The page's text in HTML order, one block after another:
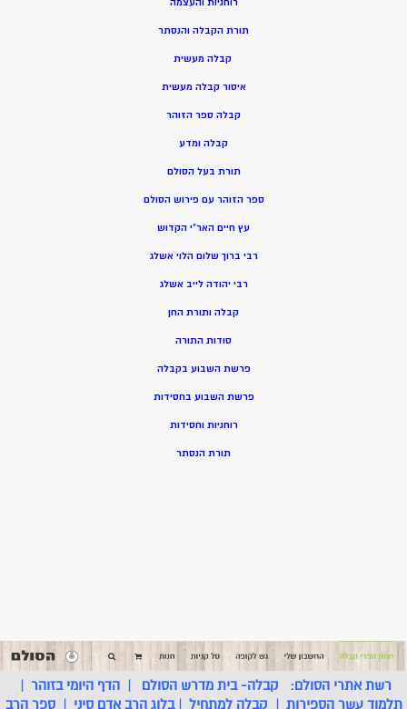
תורת הקבלה והנסתר
קבלה מעשית
איסור קבלה מעשית
קבלה ספר הזוהר
קבלה ומדע
תורת בעל הסולם
ספר הזוהר עם פירוש הסולם
עץ חיים האר”י הקדוש
רבי ברוך שלום הלוי אשלג
רבי יהודה לייב אשלג
קבלה ותורת החן
סודות התורה
פרשת השבוע בקבלה
פרשת השבוע בחסידות
רוחניות וחסידות
תורת הנסתר
רשת אתרי הסולם: קבלה- בית מדרש הסולם |הדף היומי בזוהר |
תלמוד עשר הספירות | קבלה למתחיל |בלוג הרב אדם סיני |ספר הרב